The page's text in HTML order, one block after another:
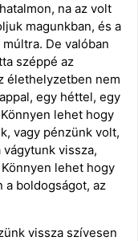
na az volt
magunkban, és a
De valóban
széppé az
élethelyzetben nem
egy héttel, egy
lehet hogy
vagy pénzünk volt,
vissza,
lehet hogy
a boldogságot, az
vissza szívesen